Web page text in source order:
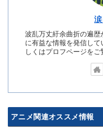
波乱万丈紆余曲折の遍
に有益な情報を発信し
しくはプロフページをご
アニメ関連オススメ情報